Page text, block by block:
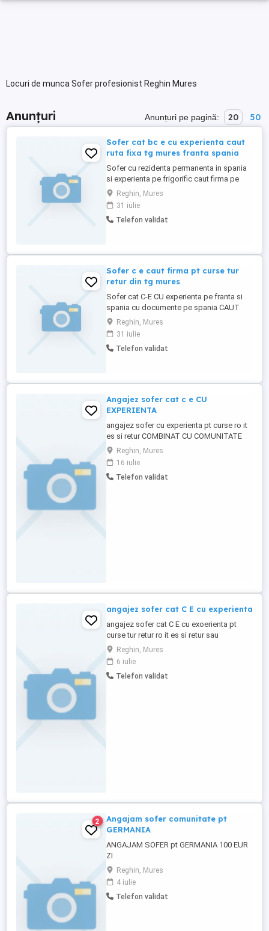
Locuri de munca Sofer profesionist Reghin Mures
Anunțuri Anunțuri pe pagină: 20 50
Sofer cat bc e cu experienta caut
ruta fixa tg mures franta spania
Sofer cu rezidenta permanenta in spania
si experienta pe frigorific caut firma pe
ruta Jud mures franta sau spania serios si
responsabil numai curse tur-retur tel
Reghin, Mures
31 iulie
Telefon validat
Sofer c e caut firma pt curse tur
retur din tg mures
Sofer cat C-E CU experienta pe franta si
spania cu documente pe spania CAUT
FIRMA DIN TG MURES PT CURSE TUR-
RETUR TEL
Reghin, Mures
31 iulie
Telefon validat
Angajez sofer cat c e CU
EXPERIENTA
angajez sofer cu experienta pt curse ro it
es si retur COMBINAT CU COMUNITATE
CINE DORESTE
Reghin, Mures
16 iulie
Telefon validat
angajez sofer cat C E cu experienta
angajez sofer cat C E cu exoerienta pt
curse tur retur ro it es si retur sau
combinat cu comunitate
Reghin, Mures
6 iulie
Telefon validat
2
Angajam sofer comunitate pt
GERMANIA
ANGAJAM SOFER pt GERMANIA 100 EUR
ZI
Reghin, Mures
4 iulie
Telefon validat